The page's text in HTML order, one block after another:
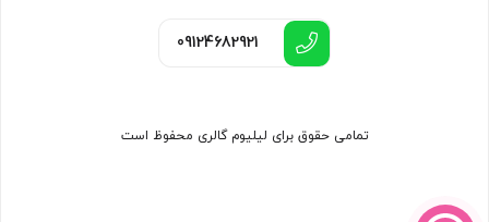
09124682921
تمامی حقوق برای لیلیوم گالری محفوظ است